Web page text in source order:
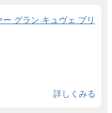
グラン キュヴェ ブリ
詳しくみる